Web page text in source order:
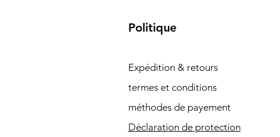
Politique
Expédition & retours
termes et conditions
méthodes de payement
Déclaration de protection